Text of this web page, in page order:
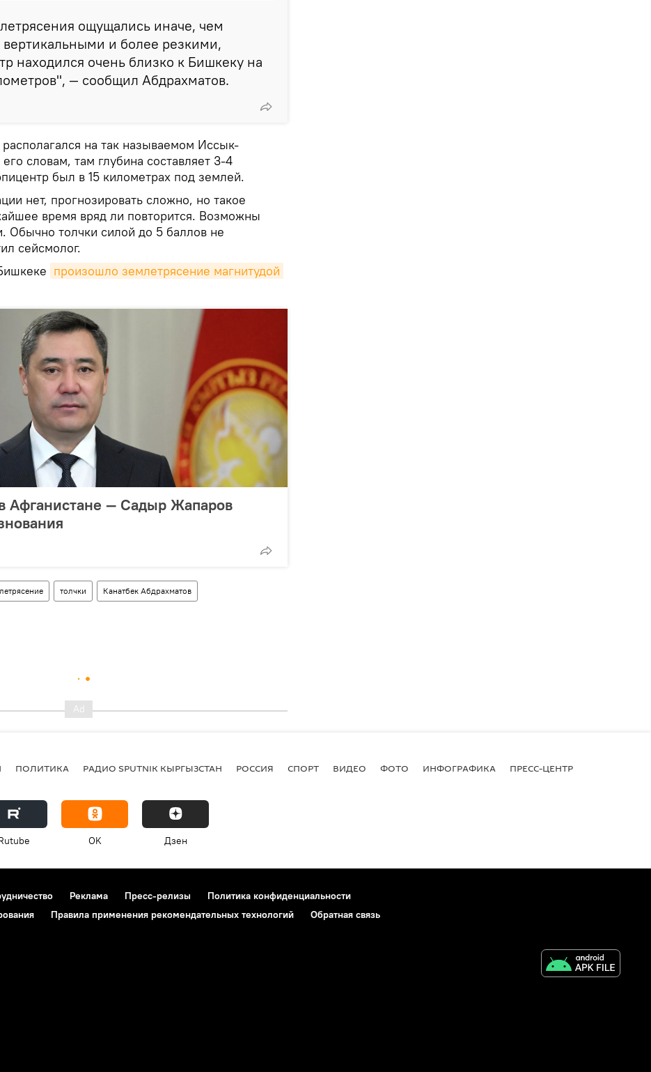
ощущались иначе, чем
и более резкими,
находился очень близко к Бишкеку на
— сообщил Абдрахматов.
на так называемом Иссык-
словам, там глубина составляет 3-4
был в 15 километрах под землей.
нет, прогнозировать сложно, но такое
время вряд ли повторится. Возможны
Обычно толчки силой до 5 баллов не
сейсмолог.
произошло землетрясение магнитудой
Афганистане — Садыр Жапаров
толчки Канатбек Абдрахматов
ПОЛИТИКА РАДИО SPUTNIK КЫРГЫЗСТАН РОССИЯ СПОРТ ВИДЕО ФОТО ИНФОГРАФИКА ПРЕСС-ЦЕНТР
OK Дзен
Реклама Пресс-релизы
Политика конфиденциальности
Правила применения рекомендательных технологий Обратная связь